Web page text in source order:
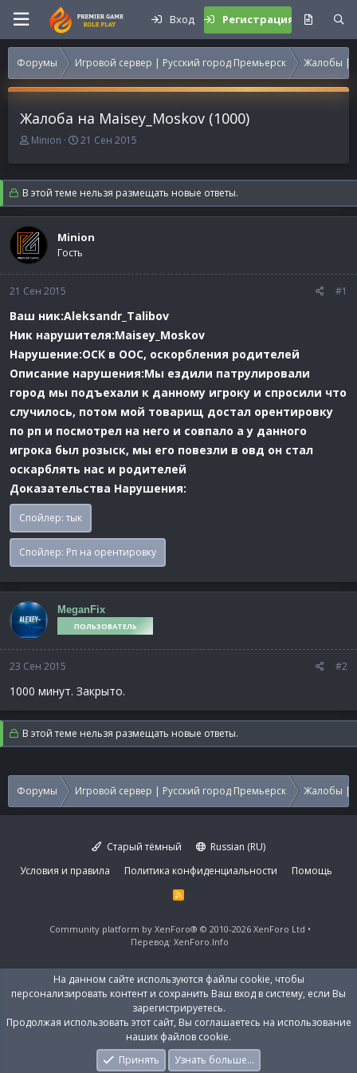
Вход Регистрация
Форумы Игровой сервер | Русский город Премьерск Жалобы |
Жалоба на Maisey_Moskov (1000)
А
т
о
р
т
е
м
ы
Minion
Д
т
а
н
а
а
л
21 Сен 2015
В этой теме нельзя размещать новые ответы.
Minion
Гость
21 Сен 2015 #1
Ваш ник:Aleksandr_Talibov
Ник нарушителя:Maisey_Moskov
Нарушение:ОСК в ООС, оскорбления родителей
Описание нарушения:Мы ездили патрулировали
город мы подъехали к данному игроку и спросили что
случилось, потом мой товарищ достал орентировку
по рп и посмотрел на него и совпало а у данного
игрока был розыск, мы его повезли в овд он стал
оскарблять нас и родителей
Доказательства Нарушения:
Спойлер: тык
Спойлер: Рп на орентировку
MeganFix
ПОЛЬЗОВАТЕЛЬ
23 Сен 2015 #2
1000 минут. Закрыто.
В этой теме нельзя размещать новые ответы.
Форумы Игровой сервер | Русский город Премьерск Жалобы |
Старый тёмный
Russian (RU)
Условия и правила
Политика конфиденциальности Помощь
R
S
Community platform by XenForo® © 2010-2026 XenForo Ltd
Перевод: XenForo.Info
На данном сайте используются файлы cookie, чтобы
персонализировать контент и сохранить Ваш вход в систему, если Вы
зарегистрируетесь.
Продолжая использовать этот сайт, Вы соглашаетесь на использование
наших файлов cookie.
Принять
Узнать больше…